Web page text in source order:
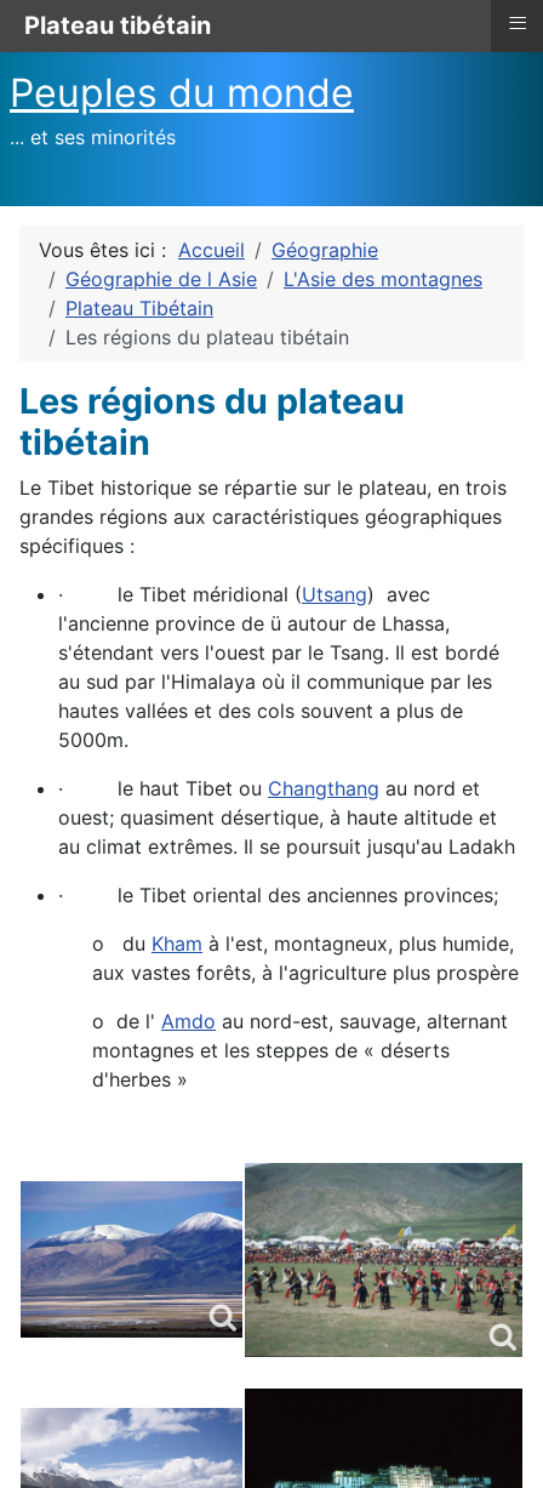
Peuples du monde
... et ses minorités
Vous êtes ici : Accueil
Géographie
Géographie de l Asie
L'Asie des montagnes
Plateau Tibétain
Les régions du plateau tibétain
Les régions du plateau
tibétain
Le Tibet historique se répartie sur le plateau, en trois
grandes régions aux caractéristiques géographiques
spécifiques :
· le Tibet méridional (Utsang) avec
l'ancienne province de ü autour de Lhassa,
s'étendant vers l'ouest par le Tsang. Il est bordé
au sud par l'Himalaya où il communique par les
hautes vallées et des cols souvent a plus de
5000m.
· le haut Tibet ou Changthang au nord et
ouest; quasiment désertique, à haute altitude et
au climat extrêmes. Il se poursuit jusqu'au Ladakh
· le Tibet oriental des anciennes provinces;
o du Kham à l'est, montagneux, plus humide,
aux vastes forêts, à l'agriculture plus prospère
o de l' Amdo au nord-est, sauvage, alternant
montagnes et les steppes de « déserts
d'herbes »
Plateau tibétain ≡